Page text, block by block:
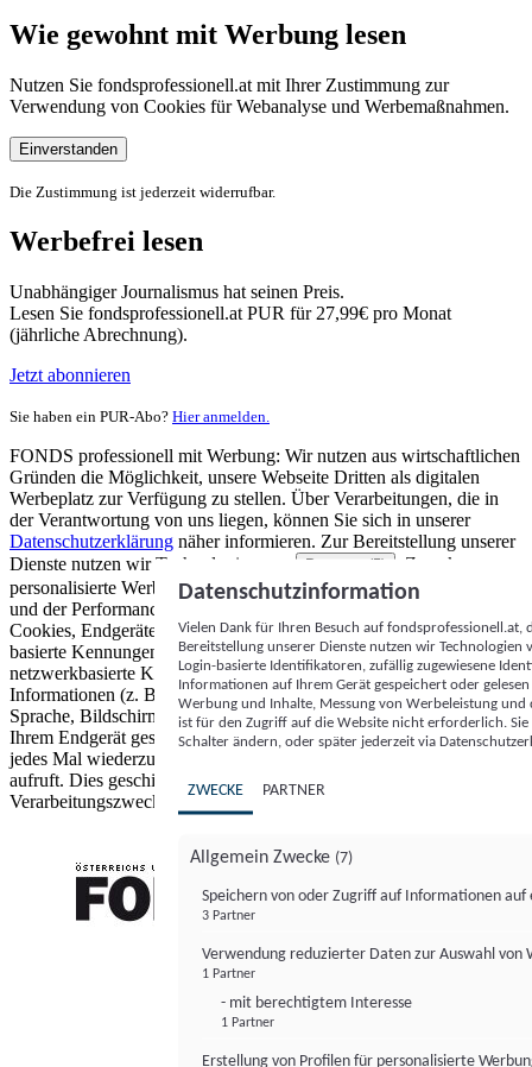
Wie gewohnt mit Werbung lesen
Nutzen Sie fondsprofessionell.at mit Ihrer Zustimmung zur
Verwendung von Cookies für Webanalyse und Werbemaßnahmen.
Einverstanden
Die Zustimmung ist jederzeit widerrufbar.
Werbefrei lesen
Unabhängiger Journalismus hat seinen Preis.
Lesen Sie fondsprofessionell.at PUR für 27,99€ pro Monat
(jährliche Abrechnung).
Jetzt abonnieren
Sie haben ein PUR-Abo? Hier anmelden.
FONDS professionell mit Werbung: Wir nutzen aus wirtschaftlichen
Gründen die Möglichkeit, unsere Webseite Dritten als digitalen
Werbeplatz zur Verfügung zu stellen. Über Verarbeitungen, die in
der Verantwortung von uns liegen, können Sie sich in unserer
Datenschutzerklärung näher informieren. Zur Bereitstellung unserer
Dienste nutzen wir Technologien von
Partnern (5)
. Zwecke:
personalisierte Werbung und Inhalte, Messung von Werbeleistung
und der Performance von Inhalten sowie Zielgruppenforschung.
Cookies, Endgeräte- oder ähnliche Online-Kennungen (z. B. login-
basierte Kennungen, zufällig generierte Kennungen,
netzwerkbasierte Kennungen) können zusammen mit anderen
Informationen (z. B. Browsertyp und Browserinformationen,
Sprache, Bildschirmgröße, unterstützte Technologien usw.) auf
Ihrem Endgerät gespeichert oder von dort ausgelesen werden, um es
jedes Mal wiederzuerkennen, wenn es eine App oder einer Webseite
aufruft. Dies geschieht für einen oder mehrere der hier aufgeführten
Verarbeitungszwecke.
Datenschutzinformation
Vielen Dank für Ihren Besuch auf
Bereitstellung unserer Dienste nutzen wir Technologien
Login-basierte Identifikatoren, zufällig zugewiesene
Informationen auf Ihrem Gerät gespeichert oder
Werbung und Inhalte, Messung von Werbeleistung
ist für den Zugriff auf die Website nicht erforderlich.
Schalter ändern, oder später jederzeit via
ZWECKE PARTNER
Allgemein Zwecke (7)
Speichern von oder Zugriff auf Informationen auf
3 Partner
Verwendung reduzierter Daten zur Auswahl von
1 Partner
- mit berechtigtem Interesse
1 Partner
Erstellung von Profilen für personalisierte
FONDS professionell